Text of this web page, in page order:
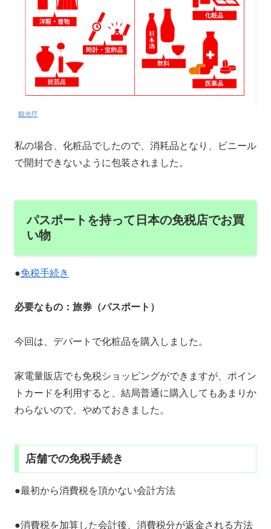
観光庁
私の場合、化粧品でしたので、消耗品となり、ビニール
で開封できないように包装されました。
パスポートを持って日本の免税店でお買
い物
●免税手続き
必要なもの：旅券（パスポート）
今回は、デパートで化粧品を購入しました。
家電量販店でも免税ショッピングができますが、ポイン
トカードを利用すると、結局普通に購入してもあまりか
わらないので、やめておきました。
店舗での免税手続き
●最初から消費税を頂かない会計方法
●消費税を加算した会計後、消費税分が返金される方法